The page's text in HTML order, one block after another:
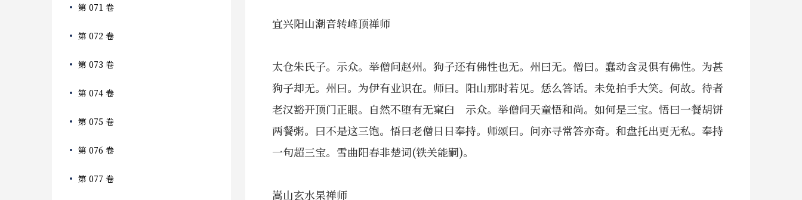
第 071 卷
第 072 卷
第 073 卷
第 074 卷
第 075 卷
第 076 卷
第 077 卷